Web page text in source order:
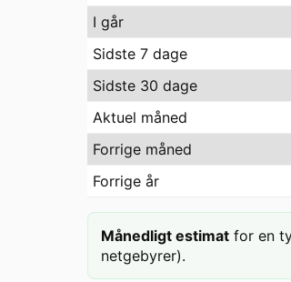
I går
Sidste 7 dage
Sidste 30 dage
Aktuel måned
Forrige måned
Forrige år
Månedligt estimat for en
netgebyrer).